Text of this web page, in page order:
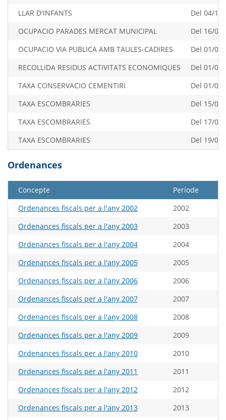
LLAR D'INFANTS
Del 04/
OCUPACIO PARADES MERCAT MUNICIPAL
Del 16/
OCUPACIO VIA PUBLICA AMB TAULES-CADIRES
Del 01/
RECOLLIDA RESIDUS ACTIVITATS ECONOMIQUES
Del 01/
TAXA CONSERVACIO CEMENTIRI
Del 01/
TAXA ESCOMBRARIES
Del 15/
TAXA ESCOMBRARIES
Del 17/
TAXA ESCOMBRARIES
Del 19/
Ordenances
Concepte
Període
Ordenances fiscals per a l'any 2002
2002
Ordenances fiscals per a l'any 2003
2003
Ordenances fiscals per a l'any 2004
2004
Ordenances fiscals per a l'any 2005
2005
Ordenances fiscals per a l'any 2006
2006
Ordenances fiscals per a l'any 2007
2007
Ordenances fiscals per a l'any 2008
2008
Ordenances fiscals per a l'any 2009
2009
Ordenances fiscals per a l'any 2010
2010
Ordenances fiscals per a l'any 2011
2011
Ordenances fiscals per a l'any 2012
2012
Ordenances fiscals per a l'any 2013
2013